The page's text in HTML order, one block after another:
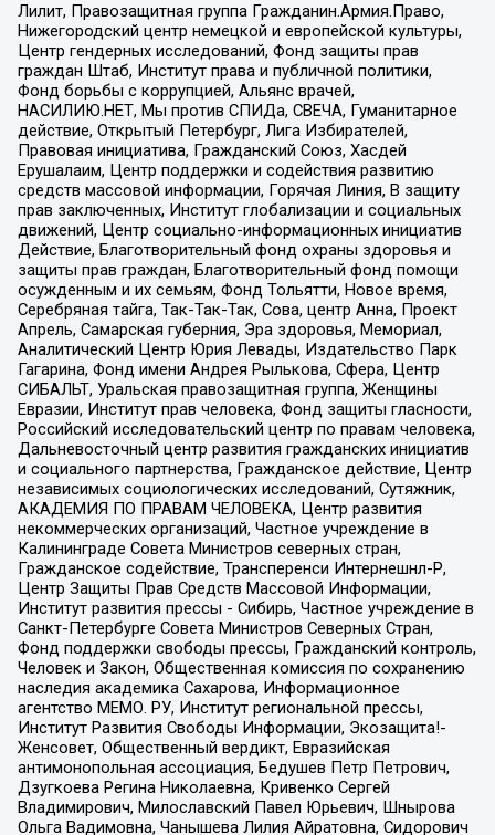
Лилит, Правозащитная группа Гражданин.Армия.Право,
Нижегородский центр немецкой и европейской культуры,
Центр гендерных исследований, Фонд защиты прав
граждан Штаб, Институт права и публичной политики,
Фонд борьбы с коррупцией, Альянс врачей,
НАСИЛИЮ.НЕТ, Мы против СПИДа, СВЕЧА, Гуманитарное
действие, Открытый Петербург, Лига Избирателей,
Правовая инициатива, Гражданский Союз, Хасдей
Ерушалаим, Центр поддержки и содействия развитию
средств массовой информации, Горячая Линия, В защиту
прав заключенных, Институт глобализации и социальных
движений, Центр социально-информационных инициатив
Действие, Благотворительный фонд охраны здоровья и
защиты прав граждан, Благотворительный фонд помощи
осужденным и их семьям, Фонд Тольятти, Новое время,
Серебряная тайга, Так-Так-Так, Сова, центр Анна, Проект
Апрель, Самарская губерния, Эра здоровья, Мемориал,
Аналитический Центр Юрия Левады, Издательство Парк
Гагарина, Фонд имени Андрея Рылькова, Сфера, Центр
СИБАЛЬТ, Уральская правозащитная группа, Женщины
Евразии, Институт прав человека, Фонд защиты гласности,
Российский исследовательский центр по правам человека,
Дальневосточный центр развития гражданских инициатив
и социального партнерства, Гражданское действие, Центр
независимых социологических исследований, Сутяжник,
АКАДЕМИЯ ПО ПРАВАМ ЧЕЛОВЕКА, Центр развития
некоммерческих организаций, Частное учреждение в
Калининграде Совета Министров северных стран,
Гражданское содействие, Трансперенси Интернешнл-Р,
Центр Защиты Прав Средств Массовой Информации,
Институт развития прессы - Сибирь, Частное учреждение в
Санкт-Петербурге Совета Министров Северных Стран,
Фонд поддержки свободы прессы, Гражданский контроль,
Человек и Закон, Общественная комиссия по сохранению
наследия академика Сахарова, Информационное
агентство МЕМО. РУ, Институт региональной прессы,
Институт Развития Свободы Информации, Экозащита!-
Женсовет, Общественный вердикт, Евразийская
антимонопольная ассоциация, Бедушев Петр Петрович,
Дзугкоева Регина Николаевна, Кривенко Сергей
Владимирович, Милославский Павел Юрьевич, Шнырова
Ольга Вадимовна, Чанышева Лилия Айратовна, Сидорович